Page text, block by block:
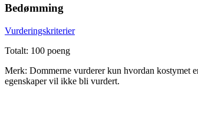
Bedømming
Vurderingskriterier
Totalt: 100 poeng
Merk: Dommerne vurderer kun hvordan kostymet
egenskaper vil ikke bli vurdert.